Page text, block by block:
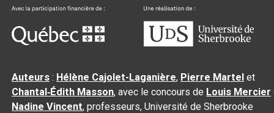
Auteurs : Hélène Cajolet-Laganière, Pierre Martel et
Chantal‑Édith Masson, avec le concours de Louis Mercier
Nadine Vincent, professeurs, Université de Sherbrooke